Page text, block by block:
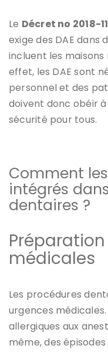
Le Décret no 2018-
exige des DAE dans
incluent les maisons
effet, les DAE sont
personnel et des
doivent donc obéir
sécurité pour tous.
Comment
intégrés
dentaires ?
médicales
Les procédures
urgences
allergiques aux
même, des